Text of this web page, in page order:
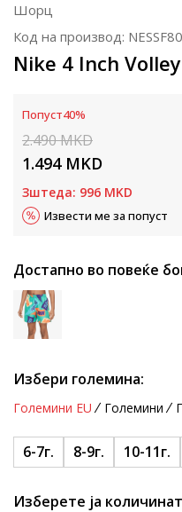
Шорц
Код на производ:
Nike 4 Inch
Попуст40%
2.490MKD
1.494 MKD
Зштеда: 996 MKD
Извести ме за попуст
Достапно во повеќе
Избери големина:
Големини EU Големини
6-7г. 8-9г. 10-11г.
Изберете ја